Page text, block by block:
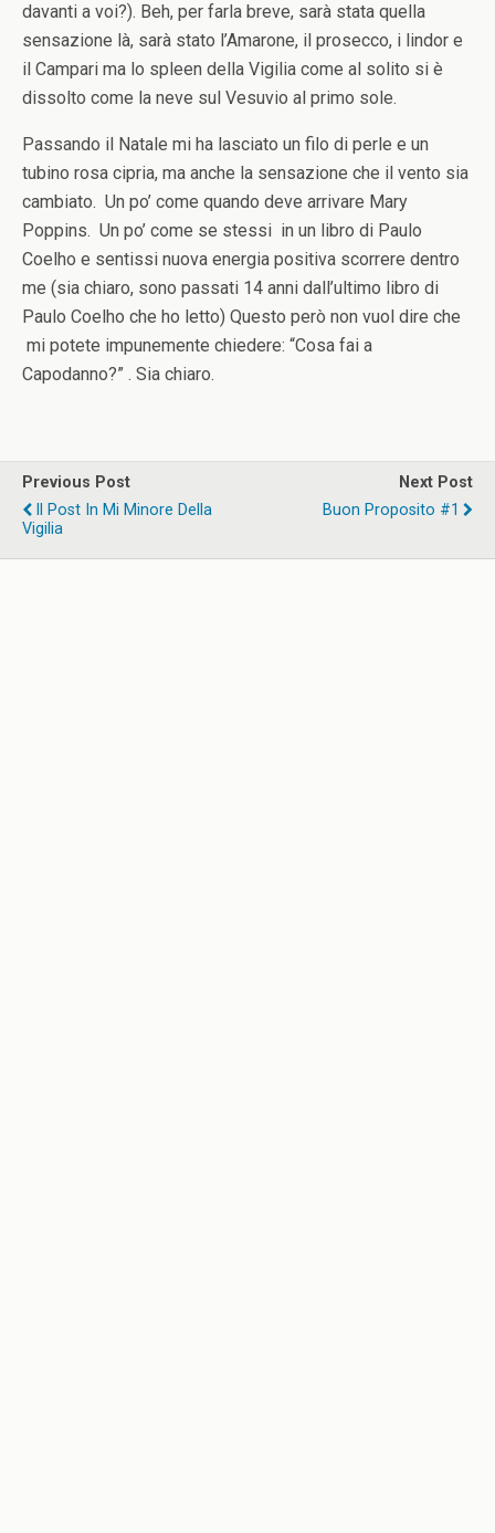
davanti a voi?). Beh, per farla breve, sarà stata quella
sensazione là, sarà stato l’Amarone, il prosecco, i lindor e
il Campari ma lo spleen della Vigilia come al solito si è
dissolto come la neve sul Vesuvio al primo sole.
Passando il Natale mi ha lasciato un filo di perle e un
tubino rosa cipria, ma anche la sensazione che il vento sia
cambiato. Un po’ come quando deve arrivare Mary
Poppins. Un po’ come se stessi in un libro di Paulo
Coelho e sentissi nuova energia positiva scorrere dentro
me (sia chiaro, sono passati 14 anni dall’ultimo libro di
Paulo Coelho che ho letto) Questo però non vuol dire che
mi potete impunemente chiedere: “Cosa fai a
Capodanno?” . Sia chiaro.
Previous Post
Il Post In Mi Minore Della
Vigilia
Next Post
Buon Proposito #1